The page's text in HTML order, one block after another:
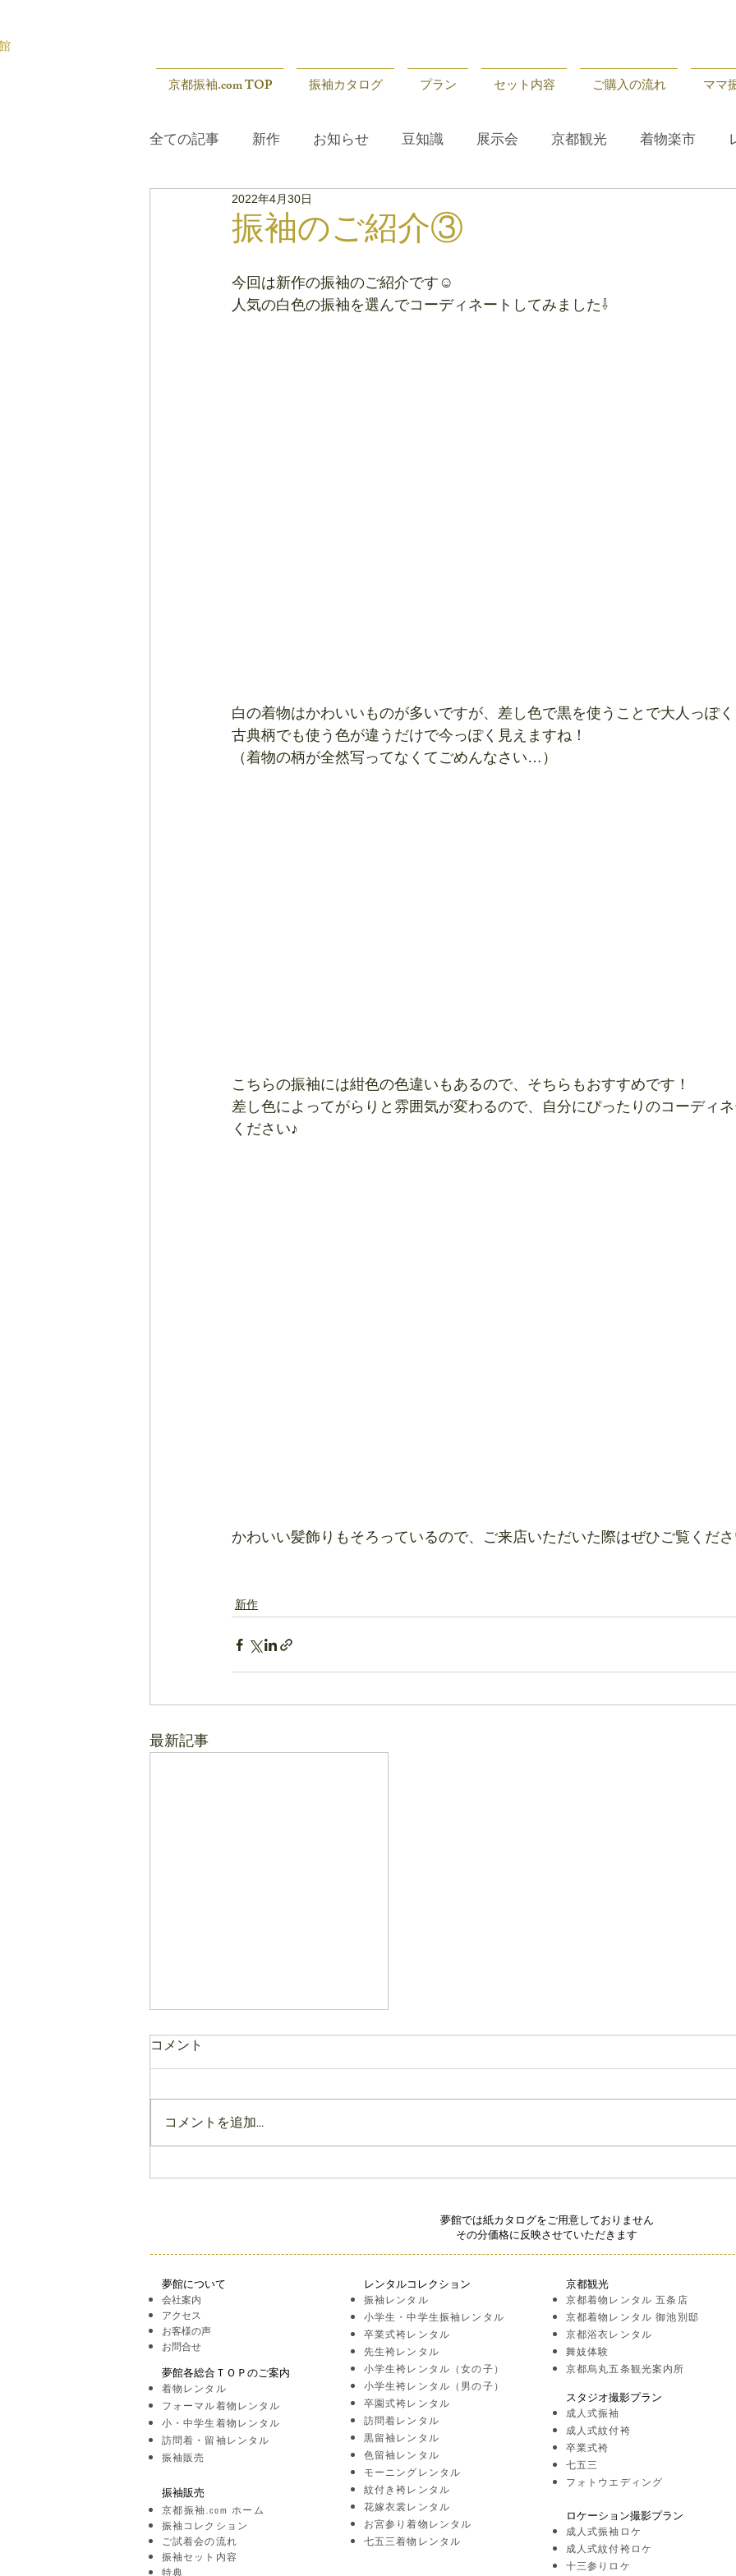
京都振袖.com TOP 振袖カタログ プラン セット内容 ご購入の流れ ママ
全ての記事 新作 お知らせ 豆知識 展示会 京都観光 着物楽市
新作
振袖のご紹介③
2022年4月30日
今回は新作の振袖のご紹介です☺
人気の白色の振袖を選んでコーディネートしてみました⇩
白の着物はかわいいものが多いですが、差し色で黒を使うことで大人っぽく
古典柄でも使う色が違うだけで今っぽく見えますね！
（着物の柄が全然写ってなくてごめんなさい…）
こちらの振袖には紺色の色違いもあるので、そちらもおすすめです！
差し色によってがらりと雰囲気が変わるので、自分にぴったりのコーディ
ください♪
かわいい髪飾りもそろっているので、ご来店いただいた際はぜひご覧くだ
新作
最新記事
コメント
コメントを追加…
夢館では紙カタログをご用意しておりません
その分価格に反映させていただきます
夢館について
会社案内
アクセス
お客様の声
お問合せ
夢館各総合ＴＯＰのご案内
着物レンタル
フォーマル着物レンタル
小・中学生着物レンタル
訪問着・留袖レンタル
振袖販売
振袖販売
京都振袖.com ホーム
振袖コレクション
ご試着会の流れ
振袖セット内容
特典
レンタルコレクション
振袖レンタル
小学生・中学生振袖レンタル
卒業式袴レンタル
先生袴レンタル
小学生袴レンタル（女の子）
小学生袴レンタル（男の子）
卒園式袴レンタル
訪問着レンタル
黒留袖レンタル
色留袖レンタル
モーニングレンタル
紋付き袴レンタル
花嫁衣裳レンタル
お宮参り着物レンタル
七五三着物レンタル
京都観光
京都着物レンタル 五条店
京都着物レンタル 御池別邸
京都浴衣レンタル
舞妓体験
京都烏丸五条観光案内所
スタジオ撮影プラン
成人式振袖
成人式紋付袴
卒業式袴
七五三
フォトウエディング
ロケーション撮影プラン
成人式振袖ロケ
成人式紋付袴ロケ
十三参りロケ